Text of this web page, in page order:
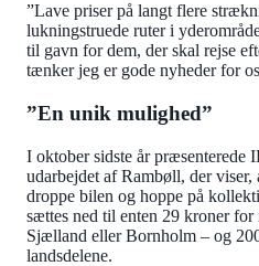
”Lave priser på langt flere
lukningstruede ruter i
til gavn for dem, der skal rejse
tænker jeg er gode nyheder for
”En unik mulighed”
I oktober sidste år præsenterede
udarbejdet af Rambøll, der
droppe bilen og hoppe på
sættes ned til enten 29 kroner
Sjælland eller Bornholm – og
landsdelene.